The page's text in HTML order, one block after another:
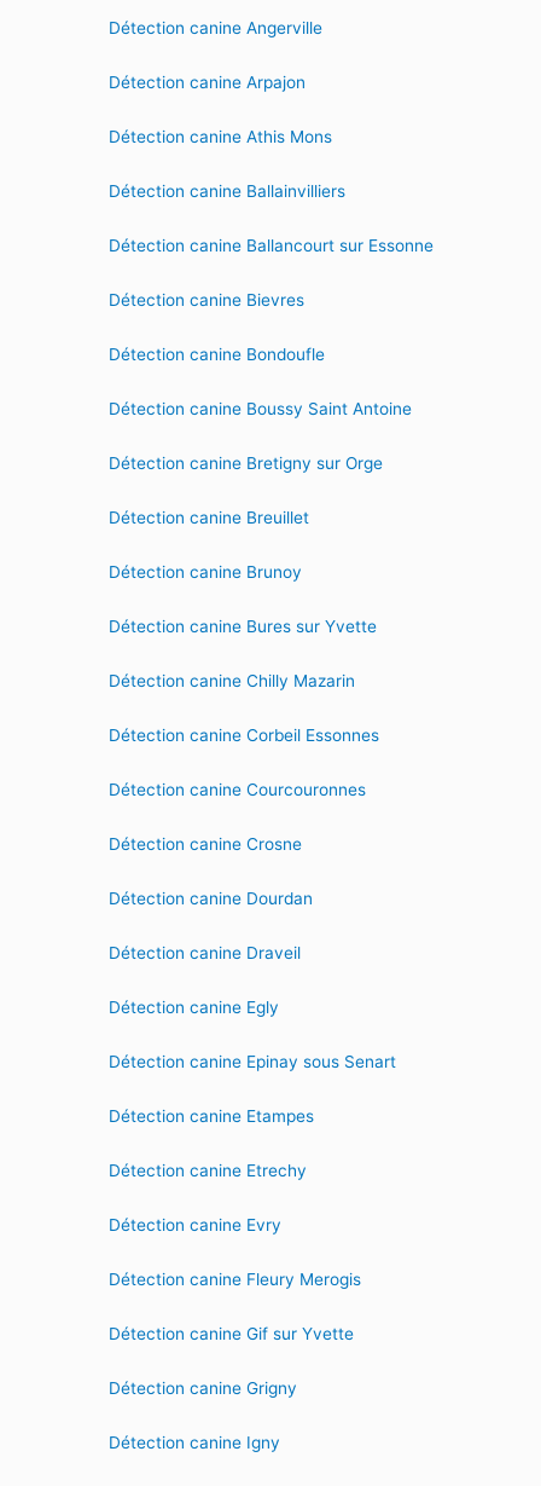
Détection canine Angerville
Détection canine Arpajon
Détection canine Athis Mons
Détection canine Ballainvilliers
Détection canine Ballancourt sur Essonne
Détection canine Bievres
Détection canine Bondoufle
Détection canine Boussy Saint Antoine
Détection canine Bretigny sur Orge
Détection canine Breuillet
Détection canine Brunoy
Détection canine Bures sur Yvette
Détection canine Chilly Mazarin
Détection canine Corbeil Essonnes
Détection canine Courcouronnes
Détection canine Crosne
Détection canine Dourdan
Détection canine Draveil
Détection canine Egly
Détection canine Epinay sous Senart
Détection canine Etampes
Détection canine Etrechy
Détection canine Evry
Détection canine Fleury Merogis
Détection canine Gif sur Yvette
Détection canine Grigny
Détection canine Igny